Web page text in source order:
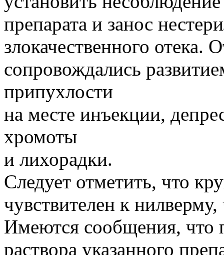
препарата и занос
злокачественного отека.
сопровождались
припухлости
на месте инъекции,
хромоты
и лихорадки.
Следует отметить, что
чувствителен к
Имеются сообщения, что
раствора указанного